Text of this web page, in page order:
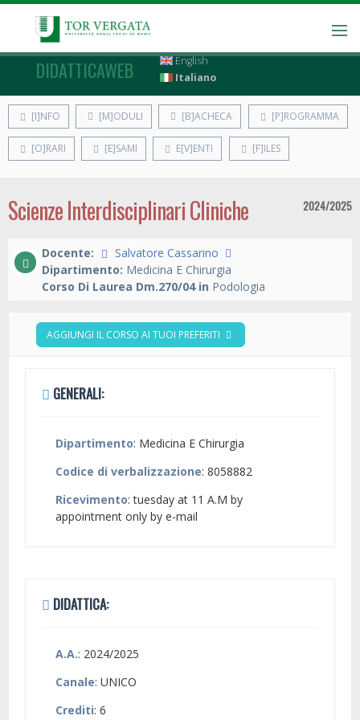
DIDATTICAWEB
English
Italiano
[I]NFO [M]ODULI [B]ACHECA [P]ROGRAMMA
[O]RARI [E]SAMI E[V]ENTI [F]ILES
Scienze Interdisciplinari Cliniche 2024/2025
Docente:
Salvatore Cassarino
Dipartimento: Medicina E Chirurgia
Corso Di Laurea Dm.270/04 in Podologia
AGGIUNGI IL CORSO AI TUOI PREFERITI
GENERALI:
Dipartimento: Medicina E Chirurgia
Codice di verbalizzazione: 8058882
Ricevimento: tuesday at 11 A.M by
appointment only by e-mail
DIDATTICA:
A.A.: 2024/2025
Canale: UNICO
Crediti: 6